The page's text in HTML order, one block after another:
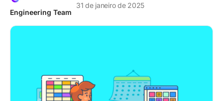
Engineering Team
31 de janeiro de 2025